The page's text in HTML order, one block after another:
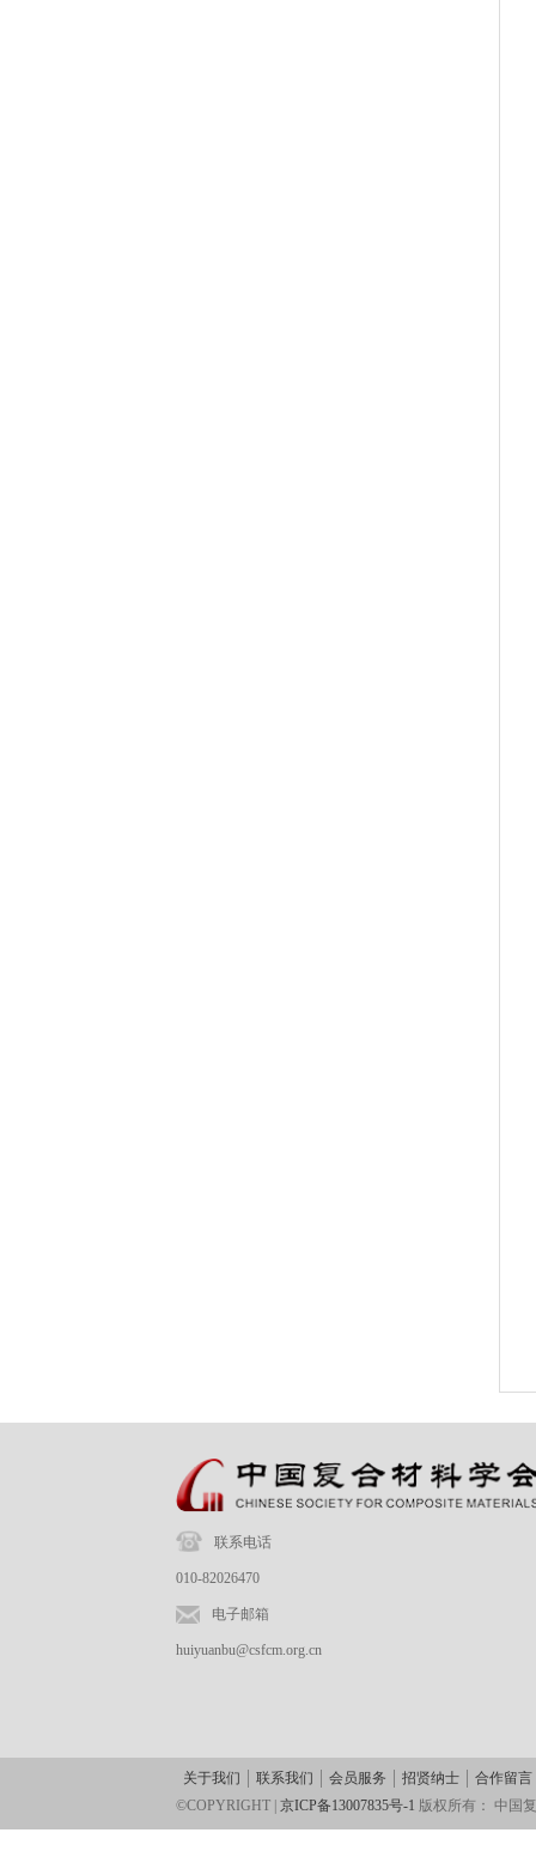
联系电话
010-82026470
电子邮箱
huiyuanbu@csfcm.org.cn
关于我们 联系我们 会员服务 招贤纳士
合作留言
©COPYRIGHT | 京ICP备13007835号-1 版权所有： 中国